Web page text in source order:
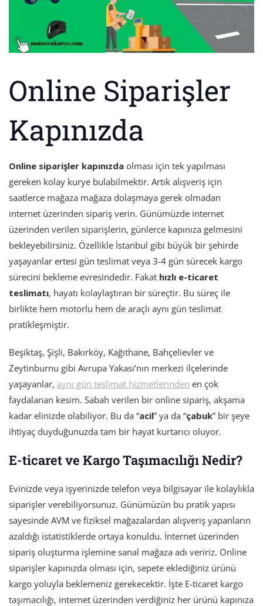
Online Siparişler
Kapınızda
Online siparişler kapınızda olması için tek yapılması
gereken kolay kurye bulabilmektir. Artık alışveriş için
saatlerce mağaza mağaza dolaşmaya gerek olmadan
internet üzerinden sipariş verin. Günümüzde internet
üzerinden verilen siparişlerin, günlerce kapınıza gelmesini
bekleyebilirsiniz. Özellikle İstanbul gibi büyük bir şehirde
yaşayanlar ertesi gün teslimat veya 3-4 gün sürecek kargo
sürecini bekleme evresindedir. Fakat hızlı e-ticaret
teslimatı, hayatı kolaylaştıran bir süreçtir. Bu süreç ile
birlikte hem motorlu hem de araçlı aynı gün teslimat
pratikleşmiştir.
Beşiktaş, Şişli, Bakırköy, Kağıthane, Bahçelievler ve
Zeytinburnu gibi Avrupa Yakası’nın merkezi ilçelerinde
yaşayanlar, aynı gün teslimat hizmetlerinden en çok
faydalanan kesim. Sabah verilen bir online sipariş, akşama
kadar elinizde olabiliyor. Bu da “acil” ya da “çabuk” bir şeye
ihtiyaç duyduğunuzda tam bir hayat kurtarıcı oluyor.
E-ticaret ve Kargo Taşımacılığı Nedir?
Evinizde veya işyerinizde telefon veya bilgisayar ile kolaylıkla
siparişler verebiliyorsunuz. Günümüzün bu pratik yapısı
sayesinde AVM ve fiziksel mağazalardan alışveriş yapanların
azaldığı istatistiklerde ortaya konuldu. İnternet üzerinden
sipariş oluşturma işlemine sanal mağaza adı veririz. Online
siparişler kapınızda olması için, sepete eklediğiniz ürünü
kargo yoluyla beklemeniz gerekecektir. İşte E-ticaret kargo
taşımacılığı, internet üzerinden verdiğiniz her ürünü kapınıza